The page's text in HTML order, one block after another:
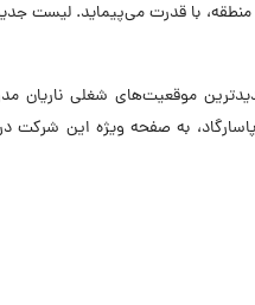
با قدرت می‌پیماید. لیست
موقعیت‌های شغلی ناریان
به صفحه ویژه این شرکت